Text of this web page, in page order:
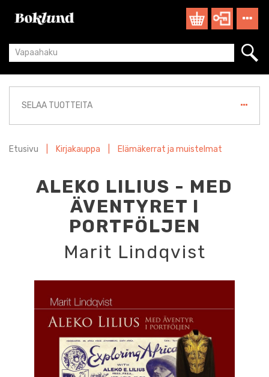
SELAA TUOTTEITA
Etusivu Kirjakauppa Elämäkerrat ja muistelmat
ALEKO LILIUS - MED
ÄVENTYRET I
PORTFÖLJEN
Marit Lindqvist